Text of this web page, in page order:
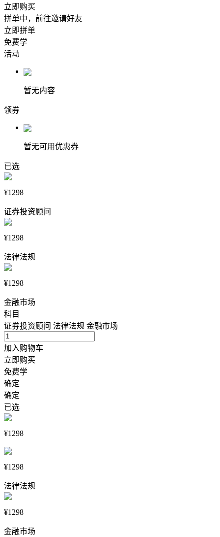
立即购买
拼单中，前往邀请好友
立即拼单
免费学
活动
暂无内容
领券
暂无可用优惠券
已选
¥1298
证券投资顾问
¥1298
法律法规
¥1298
金融市场
科目
证券投资顾问 法律法规 金融市场
加入购物车
立即购买
免费学
确定
确定
已选
¥1298
¥1298
法律法规
¥1298
金融市场